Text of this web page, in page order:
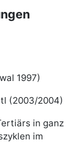
1997)
(2003/2004)
in ganz
im